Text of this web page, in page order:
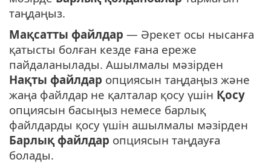
таңдаңыз.
Мақсатты файлдар — Әрекет осы нысанға
қатысты болған кезде ғана ереже
пайдаланылады. Ашылмалы мәзірден
Нақты файлдар опциясын таңдаңыз және
жаңа файлдар не қалталар қосу үшін Қосу
опциясын басыңыз немесе барлық
файлдарды қосу үшін ашылмалы мәзірден
Барлық файлдар опциясын таңдауға
болады.